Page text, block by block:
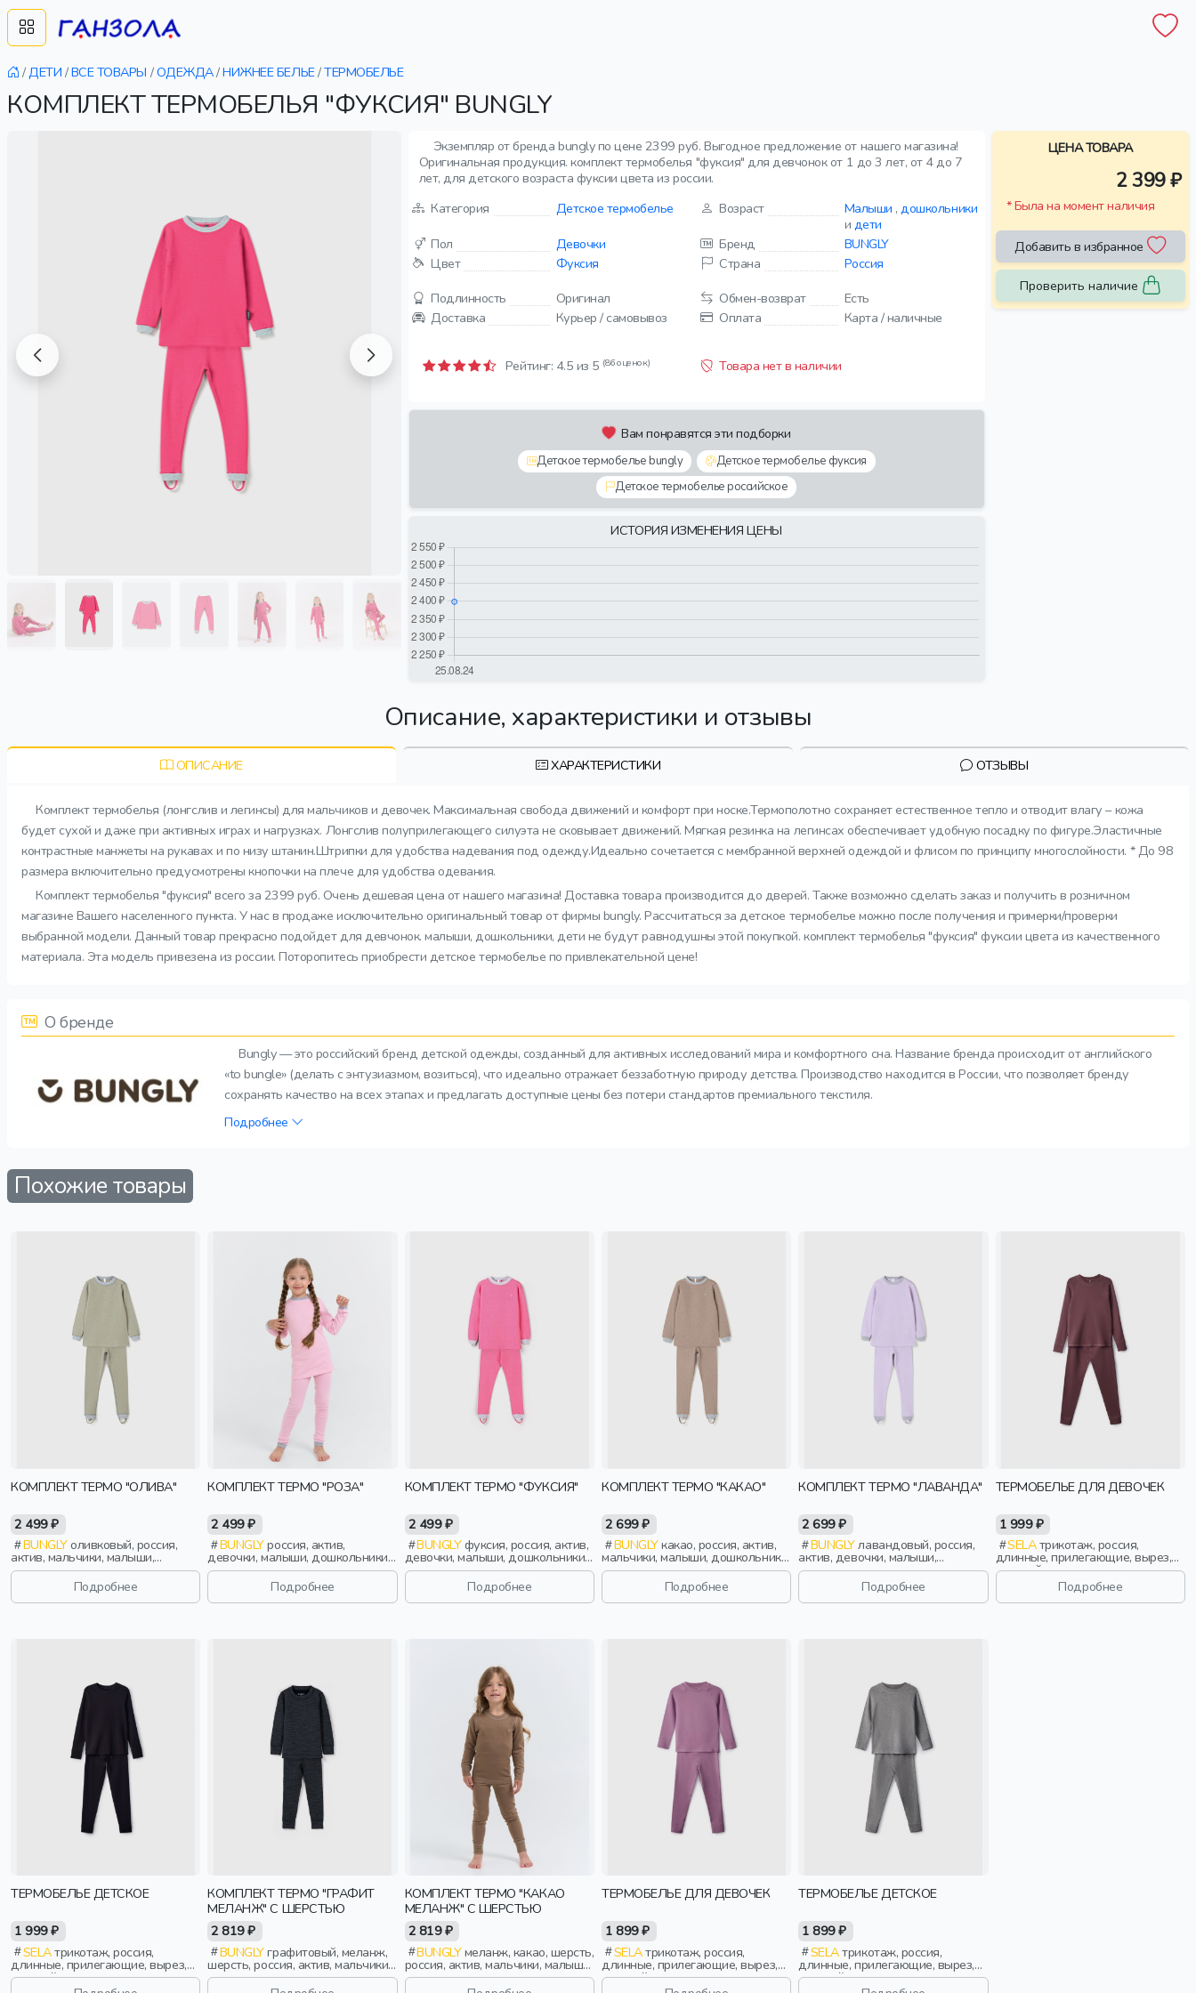
/ДЕТИ /ВСЕ ТОВАРЫ /ОДЕЖДА/НИЖНЕЕ БЕЛЬЕ/ТЕРМОБЕЛЬЕ
КОМПЛЕКТ ТЕРМОБЕЛЬЯ "ФУКСИЯ" BUNGLY
Экземпляр от бренда bungly по цене 2399 руб. Выгодное предложение от нашего магазина!
Оригинальная продукция. комплект термобелья "фуксия" для девчонок от 1 до 3 лет, от 4 до 7
лет, для детского возраста фуксии цвета из россии.
Категория
Детское термобелье Возраст Малыши ,дошкольники
и дети
Пол
Девочки Бренд
BUNGLY
Цвет
Фуксия Страна
Россия
Подлинность
Оригинал Обмен-возврат
Есть
Доставка
Курьер / самовывоз Оплата Карта / наличные
Рейтинг: 4.5 из 5 (86 оценок) Товара нет в наличии
Вам понравятся эти подборки
Детское термобелье bungly
Детское термобелье фуксия
Детское термобелье российское
ИСТОРИЯ ИЗМЕНЕНИЯ ЦЕНЫ
ЦЕНА ТОВАРА
2 399 ₽
* Была на момент наличия
Добавить в избранное
Проверить наличие
Описание, характеристики и отзывы
ОПИСАНИЕ ХАРАКТЕРИСТИКИ ОТЗЫВЫ
Комплект термобелья (лонгслив и легинсы) для мальчиков и девочек. Максимальная свобода движений и комфорт при носке.Термополотно сохраняет естественное тепло и отводит влагу – кожа
будет сухой и даже при активных играх и нагрузках. Лонгслив полуприлегающего силуэта не сковывает движений. Мягкая резинка на легинсах обеспечивает удобную посадку по фигуре.Эластичные
контрастные манжеты на рукавах и по низу штанин.Штрипки для удобства надевания под одежду.Идеально сочетается с мембранной верхней одеждой и флисом по принципу многослойности. * До 98
размера включительно предусмотрены кнопочки на плече для удобства одевания.
Комплект термобелья "фуксия" всего за 2399 руб. Очень дешевая цена от нашего магазина! Доставка товара производится до дверей. Также возможно сделать заказ и получить в розничном
магазине Вашего населенного пункта. У нас в продаже исключительно оригинальный товар от фирмы bungly. Рассчитаться за детское термобелье можно после получения и примерки/проверки
выбранной модели. Данный товар прекрасно подойдет для девчонок. малыши, дошкольники, дети не будут равнодушны этой покупкой. комплект термобелья "фуксия" фуксии цвета из качественного
материала. Эта модель привезена из россии. Поторопитесь приобрести детское термобелье по привлекательной цене!
О бренде
Bungly — это российский бренд детской одежды, созданный для активных исследований мира и комфортного сна. Название бренда происходит от английского
«to bungle» (делать с энтузиазмом, возиться), что идеально отражает беззаботную природу детства. Производство находится в России, что позволяет бренду
сохранять качество на всех этапах и предлагать доступные цены без потери стандартов премиального текстиля.
Подробнее
Похожие товары
КОМПЛЕКТ ТЕРМО "ОЛИВА"
2 499 ₽
BUNGLYоливковый, россия,
актив, мальчики, малыши,
дошкольники, дети
Подробнее
КОМПЛЕКТ ТЕРМО "РОЗА"
2 499 ₽
BUNGLYроссия, актив,
девочки, малыши, дошкольники,
дети
Подробнее
КОМПЛЕКТ ТЕРМО "ФУКСИЯ"
2 499 ₽
BUNGLYфуксия, россия, актив,
девочки, малыши, дошкольники,
дети
Подробнее
КОМПЛЕКТ ТЕРМО "КАКАО"
2 699 ₽
BUNGLYкакао, россия, актив,
мальчики, малыши, дошкольники,
дети
Подробнее
КОМПЛЕКТ ТЕРМО "ЛАВАНДА"
2 699 ₽
BUNGLYлавандовый, россия,
актив, девочки, малыши,
дошкольники, дети
Подробнее
ТЕРМОБЕЛЬЕ ДЛЯ ДЕВОЧЕК
1 999 ₽
SELAтрикотаж, россия,
длинные, прилегающие, вырез,
круглый вырез, пояс, эластичные,
девочки, детиПодробнее
ТЕРМОБЕЛЬЕ ДЕТСКОЕ
1 999 ₽
SELAтрикотаж, россия,
длинные, прилегающие, вырез,
круглый вырез, пояс, эластичные,
мальчики, дети
КОМПЛЕКТ ТЕРМО "ГРАФИТ
МЕЛАНЖ" С ШЕРСТЬЮ
2 819 ₽
BUNGLYграфитовый, меланж,
шерсть, россия, актив, мальчики,
малыши, дошкольники, дети
КОМПЛЕКТ ТЕРМО "КАКАО
МЕЛАНЖ" С ШЕРСТЬЮ
2 819 ₽
BUNGLYмеланж, какао, шерсть,
россия, актив, мальчики, малыши,
дошкольники, дети
ТЕРМОБЕЛЬЕ ДЛЯ ДЕВОЧЕК
1 899 ₽
SELAтрикотаж, россия,
длинные, прилегающие, вырез,
круглый вырез, пояс, эластичные,
мальчики, дети
ТЕРМОБЕЛЬЕ ДЕТСКОЕ
1 899 ₽
SELAтрикотаж, россия,
длинные, прилегающие, вырез,
круглый вырез, пояс, эластичные,
мальчики, дети